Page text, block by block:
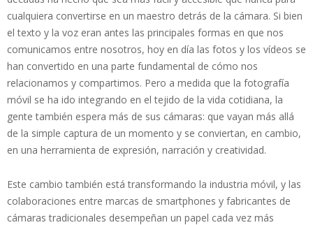
cualquiera convertirse en un maestro detrás de la cámara. Si bien
el texto y la voz eran antes las principales formas en que nos
comunicamos entre nosotros, hoy en día las fotos y los vídeos se
han convertido en una parte fundamental de cómo nos
relacionamos y compartimos. Pero a medida que la fotografía
móvil se ha ido integrando en el tejido de la vida cotidiana, la
gente también espera más de sus cámaras: que vayan más allá
de la simple captura de un momento y se conviertan, en cambio,
en una herramienta de expresión, narración y creatividad.
Este cambio también está transformando la industria móvil, y las
colaboraciones entre marcas de smartphones y fabricantes de
cámaras tradicionales desempeñan un papel cada vez más